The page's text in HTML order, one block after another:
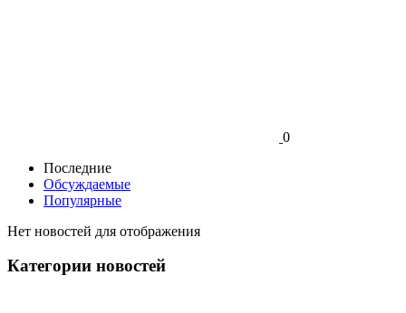
0
Последние
Обсуждаемые
Популярные
Нет новостей для отображения
Категории новостей